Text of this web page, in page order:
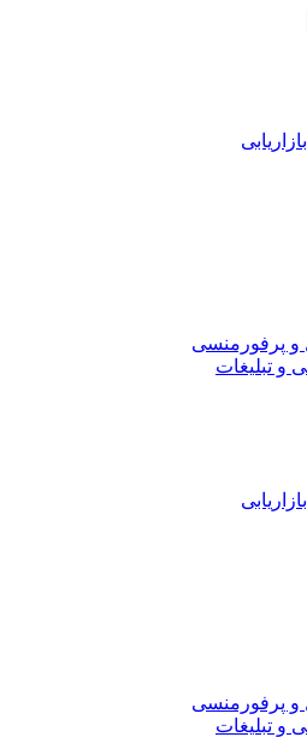
و پرفورمنسی
و تبلیغات
و پرفورمنسی
و تبلیغات